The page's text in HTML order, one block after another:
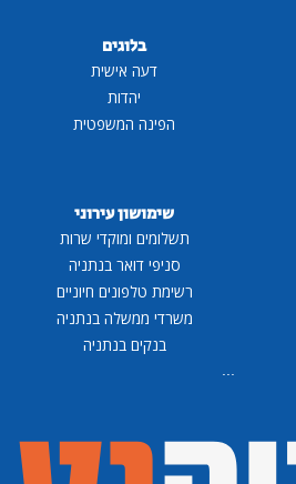
בלוגים
דעה אישית
יהדות
הפינה המשפטית
שימושון עירוני
תשלומים ומוקדי שרות
סניפי דואר בנתניה
רשימת טלפונים חיוניים
משרדי ממשלה בנתניה
בנקים בנתניה
...